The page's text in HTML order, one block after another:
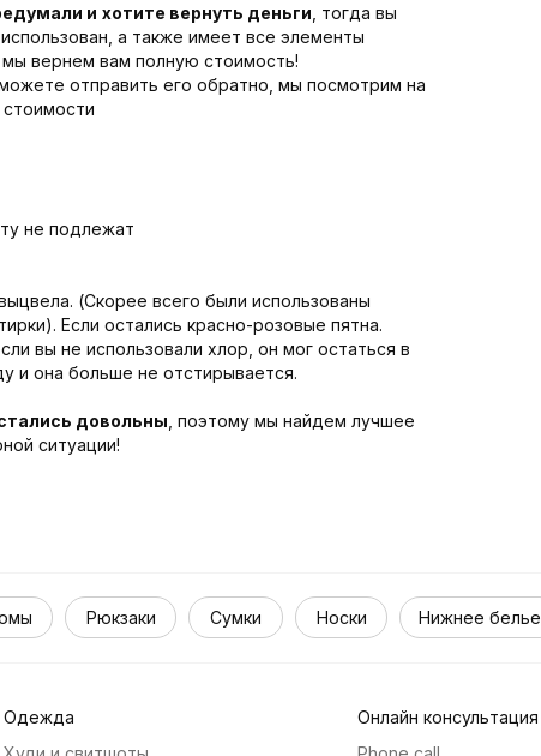
и хотите вернуть деньги , тогда вы
а также имеет все элементы
мы вернем вам полную стоимость!
отправить его обратно, мы посмотрим на
не подлежат
(Скорее всего были использованы
Если остались красно-розовые пятна.
вы не использовали хлор, он мог остаться в
и она больше не отстирывается.
довольны , поэтому мы найдем лучшее
ситуации!
Рюкзаки Сумки Носки Нижнее белье
Одежда
Онлайн консультация